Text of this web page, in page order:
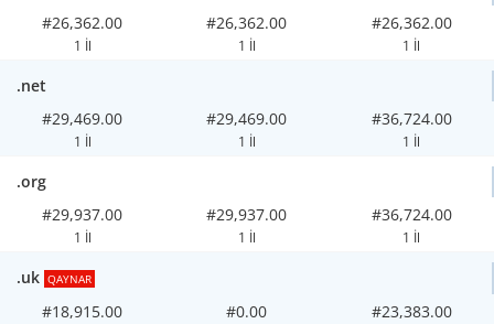
#26,362.00
1 İl
#26,362.00
1 İl
#26,362.00
1 İl
.net
#29,469.00
1 İl
#29,469.00
1 İl
#36,724.00
1 İl
.org
#29,937.00
1 İl
#29,937.00
1 İl
#36,724.00
1 İl
.uk QAYNAR
#18,915.00 #0.00 #23,383.00